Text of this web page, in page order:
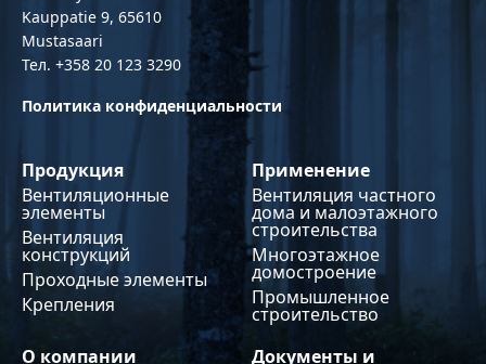
Kauppatie 9, 65610
Mustasaari
Тел. +358 20 123 3290
Политика конфиденциальности
Продукция
Вентиляционные
элементы
Вентиляция
конструкций
Проходные элементы
Крепления
Применение
Вентиляция частного
дома и малоэтажного
строительства
Многоэтажное
домостроение
Промышленное
строительство
О компании
Документы и